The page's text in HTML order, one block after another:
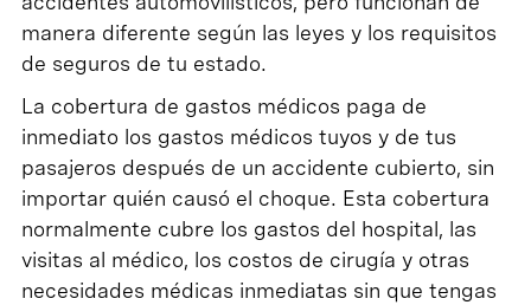
manera diferente según las leyes y los requisitos
de seguros de tu estado.
La cobertura de gastos médicos paga de
inmediato los gastos médicos tuyos y de tus
pasajeros después de un accidente cubierto, sin
importar quién causó el choque. Esta cobertura
normalmente cubre los gastos del hospital, las
visitas al médico, los costos de cirugía y otras
necesidades médicas inmediatas sin que tengas